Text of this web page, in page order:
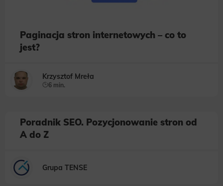
Paginacja stron internetowych – co to
jest?
Krzysztof Mreła
6 min.
Poradnik SEO. Pozycjonowanie stron od
A do Z
Grupa TENSE